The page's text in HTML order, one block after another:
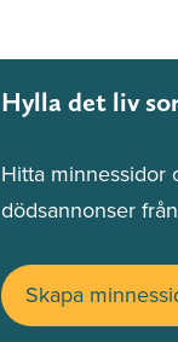
Hylla det liv
Hitta minnessidor
dödsannonser
Skapa